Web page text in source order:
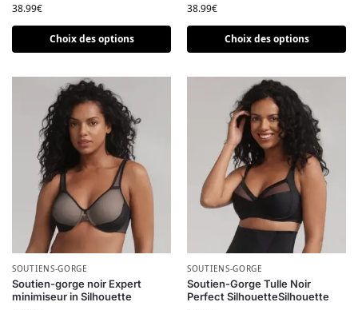
38.99€
Choix des options
38.99€
Choix des options
SOUTIENS-GORGE
Soutien-gorge noir Expert
minimiseur in Silhouette
Ce produit a plusieurs variations. Les options peuvent être
SOUTIENS-GORGE
Soutien-Gorge Tulle Noir
Perfect SilhouetteSilhouette
Ce produit a plusieurs